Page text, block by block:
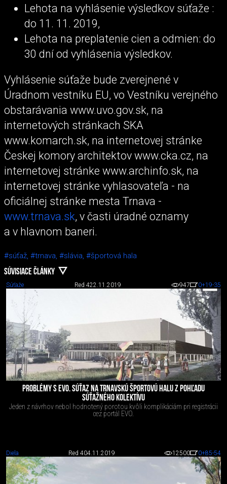
Lehota na vyhlásenie výsledkov súťaže :
do 11. 11. 2019,
Lehota na preplatenie cien a odmien: do
30 dní od vyhlásenia výsledkov.
Vyhlásenie súťaže bude zverejnené v
Úradnom vestníku EU, vo Vestníku verejného
obstarávania www.uvo.gov.sk, na
internetových stránkach SKA
www.komarch.sk, na internetovej stránke
Českej komory architektov www.cka.cz, na
internetovej stránke www.archinfo.sk, na
internetovej stránke vyhlasovateľa - na
oficiálnej stránke mesta Trnava -
www.trnava.sk, v časti úradné oznamy
a v hlavnom baneri.
#súťaž, #trnava, #slávia, #športová hala
SÚVISIACE ČLÁNKY
Súťaže Red 422.11.2019 947 0+19-35
PROBLÉMY S EVO. SÚŤAZ NA TRNAVSKÚ ŠPORTOVÚ HALU Z POHĽADU
SÚŤAŽNÉHO KOLEKTÍVU
Jeden z návrhov nebol hodnotený porotou kvôli komplikáciám pri registrácii
cez portál EVO.
Diela Red 404.11.2019 12500 0+85-54